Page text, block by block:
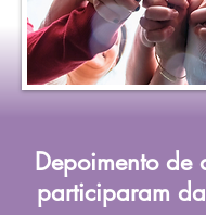
Depoimento de
participaram